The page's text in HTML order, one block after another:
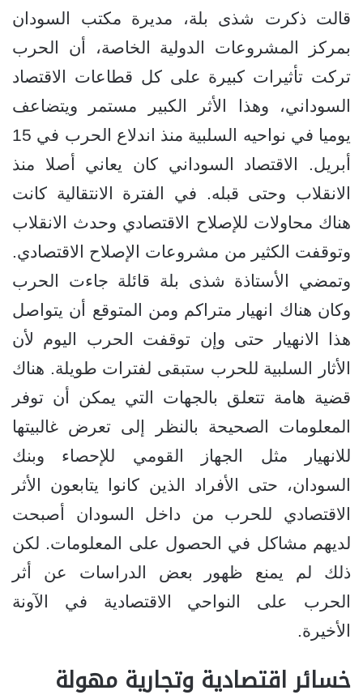
قالت ذكرت شذى بلة، مديرة مكتب السودان
بمركز المشروعات الدولية الخاصة، أن الحرب
تركت تأثيرات كبيرة على كل قطاعات الاقتصاد
السوداني، وهذا الأثر الكبير مستمر ويتضاعف
يوميا في نواحيه السلبية منذ اندلاع الحرب في 15
أبريل. الاقتصاد السوداني كان يعاني أصلا منذ
الانقلاب وحتى قبله. في الفترة الانتقالية كانت
هناك محاولات للإصلاح الاقتصادي وحدث الانقلاب
وتوقفت الكثير من مشروعات الإصلاح الاقتصادي.
وتمضي الأستاذة شذى بلة قائلة جاءت الحرب
وكان هناك انهيار متراكم ومن المتوقع أن يتواصل
هذا الانهيار حتى وإن توقفت الحرب اليوم لأن
الأثار السلبية للحرب ستبقى لفترات طويلة. هناك
قضية هامة تتعلق بالجهات التي يمكن أن توفر
المعلومات الصحيحة بالنظر إلى تعرض غالبيتها
للانهيار مثل الجهاز القومي للإحصاء وبنك
السودان، حتى الأفراد الذين كانوا يتابعون الأثر
الاقتصادي للحرب من داخل السودان أصبحت
لديهم مشاكل في الحصول على المعلومات. لكن
ذلك لم يمنع ظهور بعض الدراسات عن أثر
الحرب على النواحي الاقتصادية في الآونة
الأخيرة.
خسائر اقتصادية وتجارية مهولة